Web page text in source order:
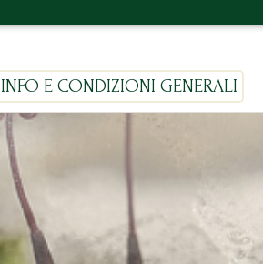
INFO E CONDIZIONI GENERALI